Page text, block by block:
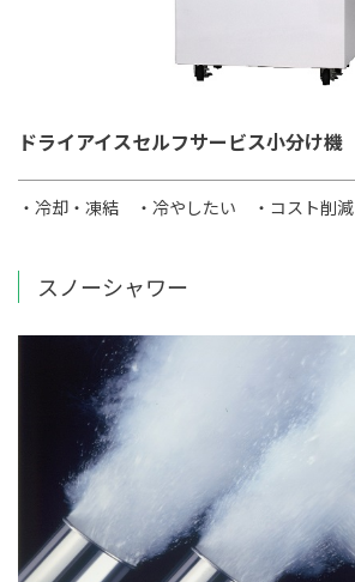
ドライアイスセルフサービス小分け機
・冷却・凍結 ・冷やしたい ・コスト削減
スノーシャワー